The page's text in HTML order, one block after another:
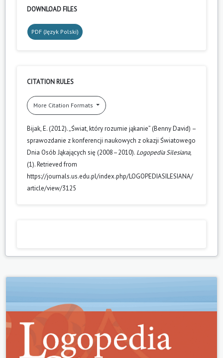
DOWNLOAD FILES
PDF (Język Polski)
CITATION RULES
More Citation Formats
Bijak, E. (2012). „Świat, który rozumie jąkanie” (Benny David) –
sprawozdanie z konferencji naukowych z okazji Światowego
Dnia Osób Jąkających się (2008–2010). Logopedia Silesiana,
(1). Retrieved from
https://journals.us.edu.pl/index.php/LOGOPEDIASILESIANA/
article/view/3125